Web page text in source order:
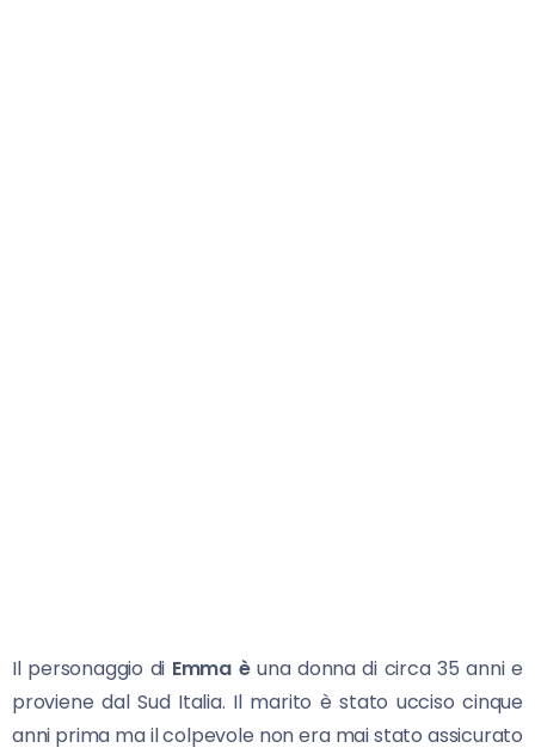
Il personaggio di Emma è una donna di circa 35 anni e
proviene dal Sud Italia. Il marito è stato ucciso cinque
anni prima ma il colpevole non era mai stato assicurato